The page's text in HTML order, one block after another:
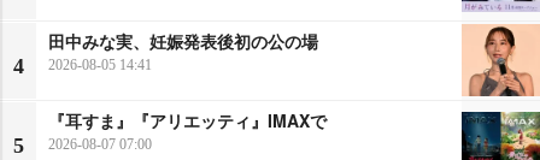
4
田中みな実、妊娠発表後初の公の場
2026-08-05 14:41
5
『耳すま』『アリエッティ』IMAXで
2026-08-07 07:00